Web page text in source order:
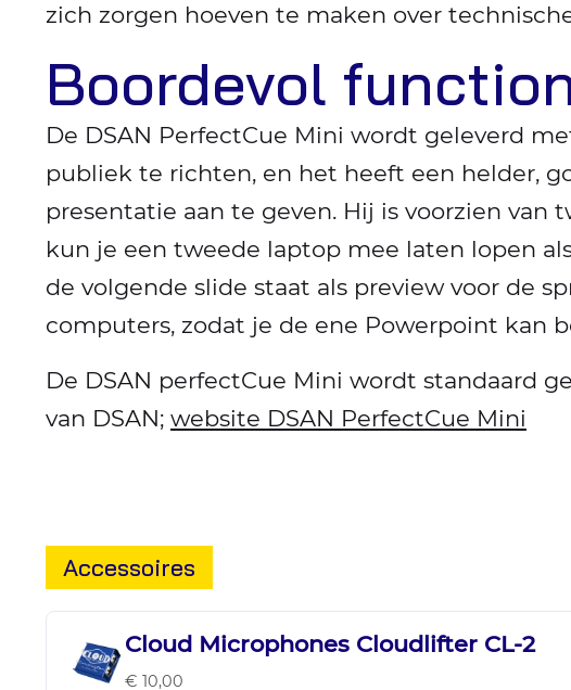
zich zorgen hoeven te maken over
Boordevol
De DSAN PerfectCue Mini wordt geleverd
publiek te richten, en het heeft een helder,
presentatie aan te geven. Hij is voorzien
kun je een tweede laptop mee laten lopen
de volgende slide staat als preview voor de
computers, zodat je de ene Powerpoint kan
De DSAN perfectCue Mini wordt standaard
van DSAN; website DSAN PerfectCue Mini
Accessoires
Cloud Microphones Cloudlifter CL-2
€ 10,00